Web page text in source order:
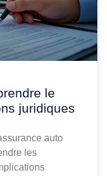
le
juridiques
auto
les